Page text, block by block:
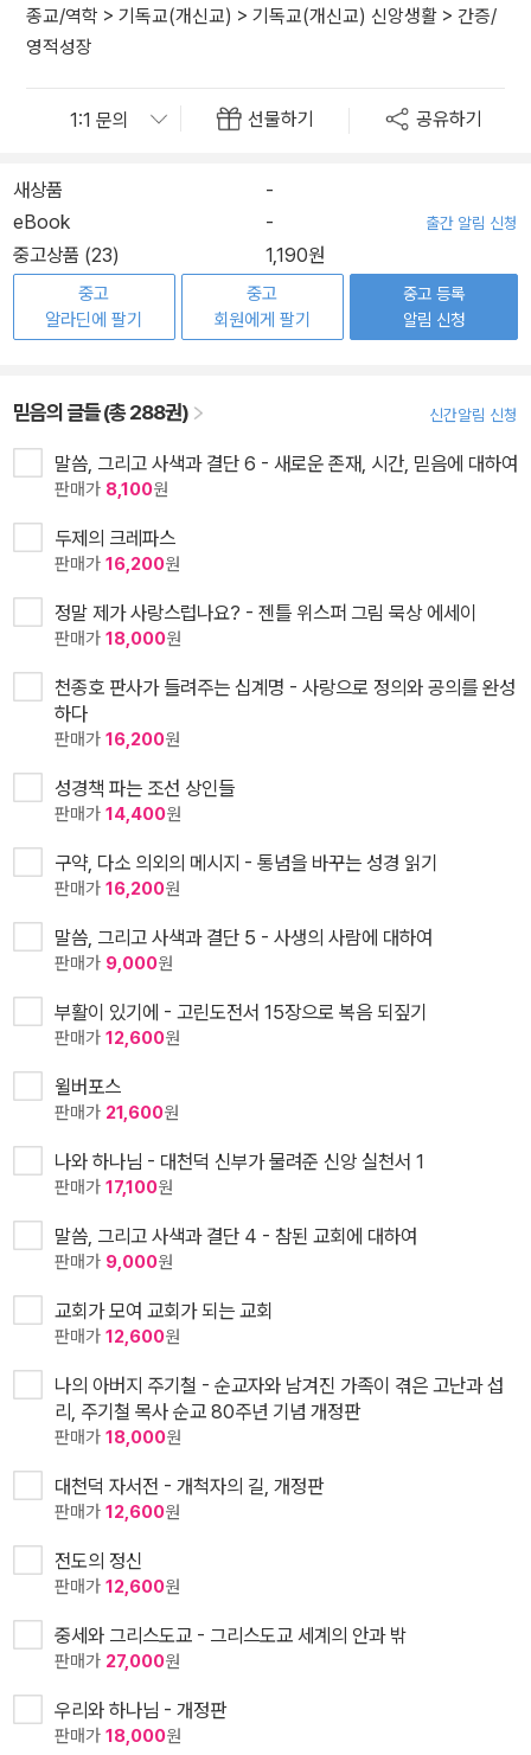
종교/역학 > 기독교(개신교) > 기독교(개신교) 신앙생활 > 간증/
영적성장
선물하기 공유하기
새상품
-
eBook
- 출간 알림 신청
중고상품 (23) 1,190원
중고
알라딘에 팔기
중고
회원에게 팔기
중고 등록
알림 신청
믿음의 글들 (총 288권) 신간알림 신청
말씀, 그리고 사색과 결단 6 - 새로운 존재, 시간, 믿음에 대하여
판매가 8,100원
두제의 크레파스
판매가 16,200원
정말 제가 사랑스럽나요? - 젠틀 위스퍼 그림 묵상 에세이
판매가 18,000원
천종호 판사가 들려주는 십계명 - 사랑으로 정의와 공의를 완성
하다
판매가 16,200원
성경책 파는 조선 상인들
판매가 14,400원
구약, 다소 의외의 메시지 - 통념을 바꾸는 성경 읽기
판매가 16,200원
말씀, 그리고 사색과 결단 5 - 사생의 사람에 대하여
판매가 9,000원
부활이 있기에 - 고린도전서 15장으로 복음 되짚기
판매가 12,600원
윌버포스
판매가 21,600원
나와 하나님 - 대천덕 신부가 물려준 신앙 실천서 1
판매가 17,100원
말씀, 그리고 사색과 결단 4 - 참된 교회에 대하여
판매가 9,000원
교회가 모여 교회가 되는 교회
판매가 12,600원
나의 아버지 주기철 - 순교자와 남겨진 가족이 겪은 고난과 섭
리, 주기철 목사 순교 80주년 기념 개정판
판매가 18,000원
대천덕 자서전 - 개척자의 길, 개정판
판매가 12,600원
전도의 정신
판매가 12,600원
중세와 그리스도교 - 그리스도교 세계의 안과 밖
판매가 27,000원
우리와 하나님 - 개정판
판매가 18,000원